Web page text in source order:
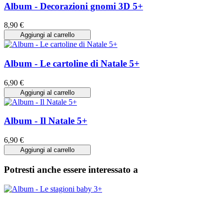
Album - Decorazioni gnomi 3D 5+
8,90 €
Aggiungi al carrello
Album - Le cartoline di Natale 5+
6,90 €
Aggiungi al carrello
Album - Il Natale 5+
6,90 €
Aggiungi al carrello
Potresti anche essere interessato a